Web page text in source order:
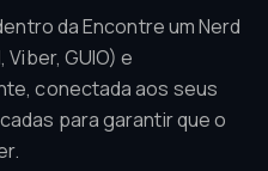
da Encontre um Nerd
Viber, GUIO) e
conectada aos seus
para garantir que o